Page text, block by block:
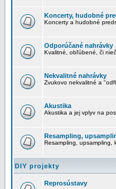
Koncerty, hudobné
Koncerty a hudobné
Odporúčané nahrávky
Kvalitné, obľúbené, či
Nekvalitné nahrávky
Zvukovo nekvalitné a
Akustika
Akustika a jej vplyv na
Resampling,
Resampling, upsampling,
DIY projekty
Reprosústavy